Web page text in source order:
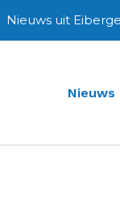
Nieuws uit
Nieuws